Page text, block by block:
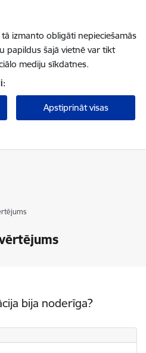
izmanto obligāti nepieciešamās
papildus šajā vietnē var tikt
mediju sīkdatnes.
Apstiprināt visas
bija noderīga?